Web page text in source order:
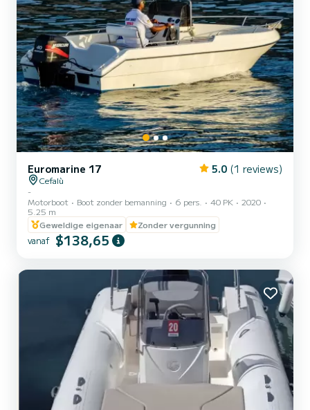
Euromarine 17 5.0 (1 reviews)
Cefalù
-
Motorboot
Boot zonder bemanning 6 pers. 40 PK
2020
5.25 m
Geweldige eigenaar
Zonder vergunning
vanaf $138,65